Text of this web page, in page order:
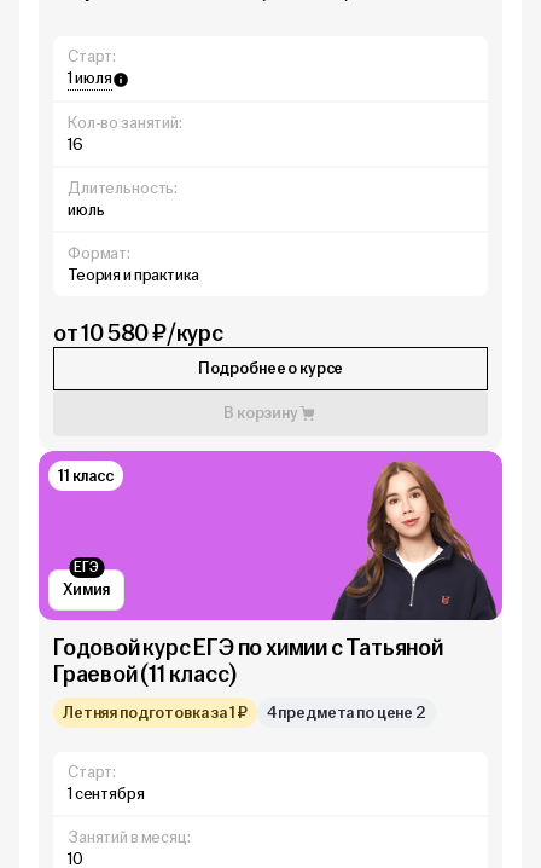
Старт:
1 июля
Кол-во занятий:
16
Длительность:
июль
Формат:
Теория и практика
от 10 580 ₽/курс
Подробнее о курсе
В корзину
Химия
ЕГЭ
11 класс
Годовой курс ЕГЭ по химии с Татьяной
Граевой (11 класс)
Летняя подготовка за 1 ₽ 4 предмета по цене 2
Старт:
1 сентября
Занятий в месяц:
10